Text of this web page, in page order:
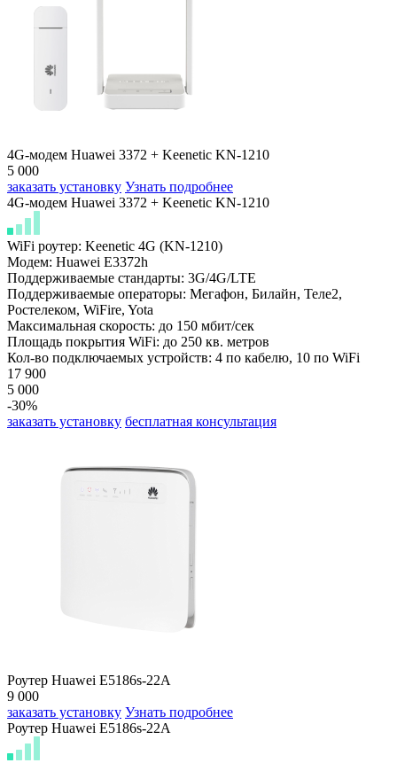
4G-модем Huawei 3372 + Keenetic KN-1210
5 000
заказать установку Узнать подробнее
4G-модем Huawei 3372 + Keenetic KN-1210
WiFi роутер: Keenetic 4G (KN-1210)
Модем: Huawei E3372h
Поддерживаемые стандарты: 3G/4G/LTE
Поддерживаемые операторы: Мегафон, Билайн, Теле2,
Ростелеком, WiFire, Yota
Максимальная скорость: до 150 мбит/сек
Площадь покрытия WiFi: до 250 кв. метров
Кол-во подключаемых устройств: 4 по кабелю, 10 по WiFi
17 900
5 000
-30%
заказать установку бесплатная консультация
Роутер Huawei E5186s-22A
9 000
заказать установку Узнать подробнее
Роутер Huawei E5186s-22A